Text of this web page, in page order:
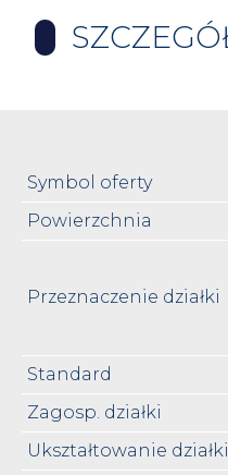
Symbol oferty
Powierzchnia
Przeznaczenie działki
Standard
Zagosp. działki
Ukształtowanie działki